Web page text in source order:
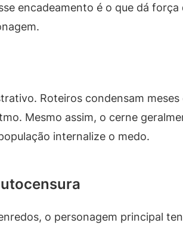
encadeamento é o que dá
Roteiros condensam
Mesmo assim, o cerne
internalize o medo.
o personagem principal